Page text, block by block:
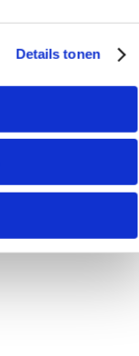
Details tonen